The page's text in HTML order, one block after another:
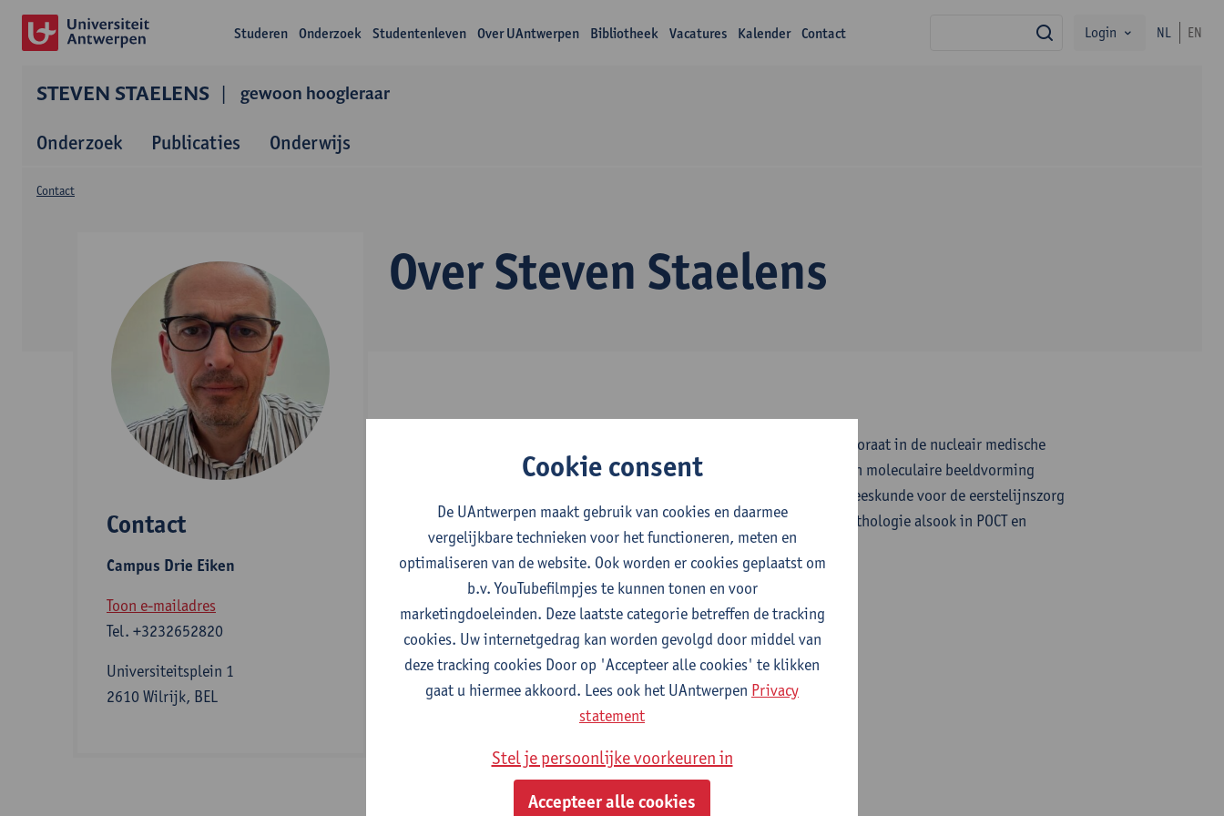
Studeren Onderzoek Studentenleven Over UAntwerpen Bibliotheek Vacatures Kalender Contact zoekLogin NL EN
STEVEN STAELENS gewoon hoogleraar
Onderzoek Publicaties Onderwijs
Over Steven Staelens
Contact
Contact
Campus Drie Eiken
Toon e-mailadres
Tel. +3232652820
Universiteitsplein 1
2610 Wilrijk, BEL
Prof. dr. ir. S. Staelens is burgerlijk ingenieur en arts. Hij deed een doctoraat in de nucleair medische
instrumentatie en voert onderzoek naar ziektemodellen aan de hand van moleculaire beeldvorming
(SPECT en PET). Verder bekwaamde hij zich klinisch in de algemene geneeskunde voor de eerstelijnszorg
met bijzondere interesse voor multimorbide en polyfarmacologische pathologie alsook in POCT en
ingrepen.
Afdeling
Moleculair -Morfologie-Microscopie
Zelfstandig academisch pers.
gewoon hoogleraar
Cookie consent
De UAntwerpen maakt gebruik van cookies en daarmee
vergelijkbare technieken voor het functioneren, meten en
optimaliseren van de website. Ook worden er cookies geplaatst om
b.v. YouTubefilmpjes te kunnen tonen en voor
marketingdoeleinden. Deze laatste categorie betreffen de tracking
cookies. Uw internetgedrag kan worden gevolgd door middel van
deze tracking cookies Door op 'Accepteer alle cookies' te klikken
gaat u hiermee akkoord. Lees ook het UAntwerpen Privacy
statement
Stel je persoonlijke voorkeuren in
Accepteer alle cookies